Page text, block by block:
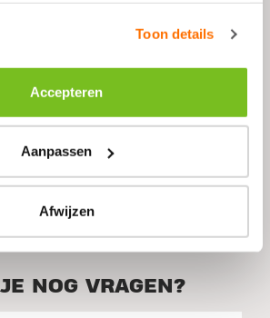
Toon details
Accepteren
Aanpassen
Afwijzen
gebruik
NOG VRAGEN?